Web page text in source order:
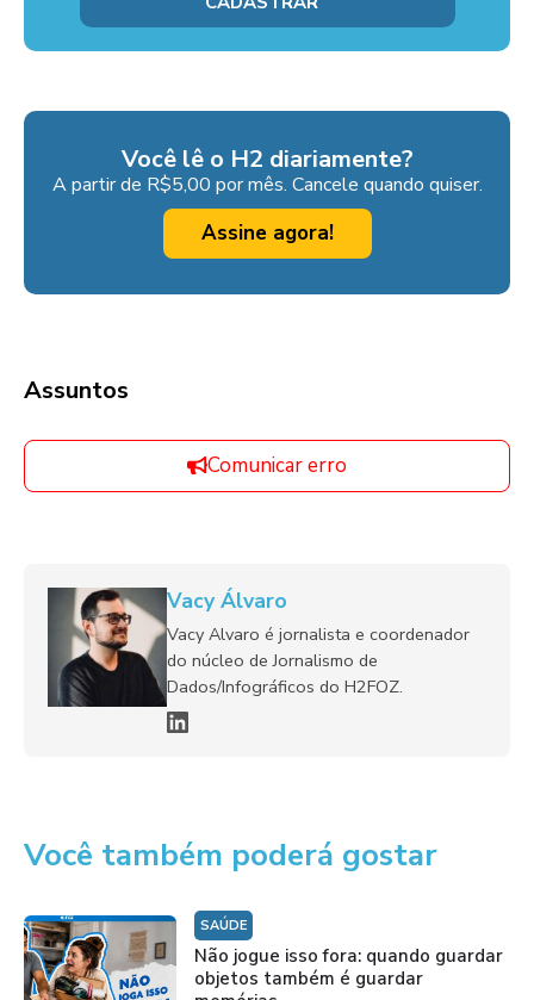
Você lê o H2 diariamente?
A partir de R$5,00 por mês. Cancele quando quiser.
Assine agora!
Assuntos
Comunicar erro
Vacy Álvaro
Vacy Alvaro é jornalista e coordenador
do núcleo de Jornalismo de
Dados/Infográficos do H2FOZ.
Você também poderá gostar
SAÚDE
Não jogue isso fora: quando guardar
objetos também é guardar